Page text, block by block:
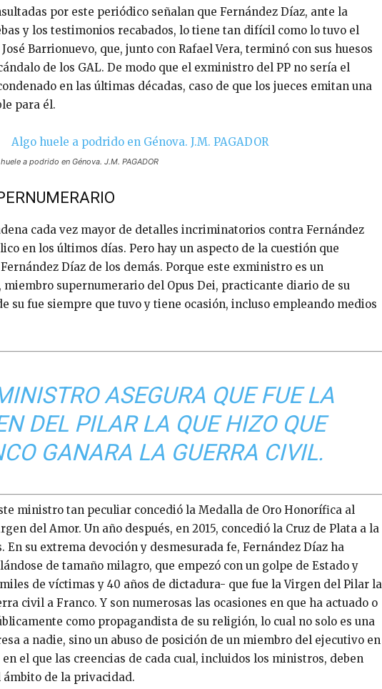
por este periódico señalan que Fernández Díaz, ante la
y los testimonios recabados, lo tiene tan difícil como lo tuvo el
Barrionuevo, que, junto con Rafael Vera, terminó con sus huesos
de los GAL. De modo que el exministro del PP no sería el
en las últimas décadas, caso de que los jueces emitan una
para él.
a podrido en Génova. J.M. PAGADOR
cada vez mayor de detalles incriminatorios contra Fernández
en los últimos días. Pero hay un aspecto de la cuestión que
Díaz de los demás. Porque este exministro es un
supernumerario del Opus Dei, practicante diario de su
su fue siempre que tuvo y tiene ocasión, incluso empleando medios
ASEGURA QUE FUE LA
DEL PILAR LA QUE HIZO QUE
GANARA LA GUERRA CIVIL.
ministro tan peculiar concedió la Medalla de Oro Honorífica al
del Amor. Un año después, en 2015, concedió la Cruz de Plata a la
En su extrema devoción y desmesurada fe, Fernández Díaz ha
de tamaño milagro, que empezó con un golpe de Estado y
de víctimas y 40 años de dictadura- que fue la Virgen del Pilar la
civil a Franco. Y son numerosas las ocasiones en que ha actuado o
como propagandista de su religión, lo cual no solo es una
a nadie, sino un abuso de posición de un miembro del ejecutivo en
el que las creencias de cada cual, incluidos los ministros, deben
de la privacidad.